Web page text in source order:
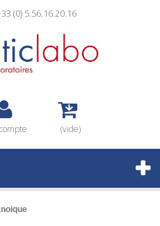
(0) 5.56.16.20.16
(vide)